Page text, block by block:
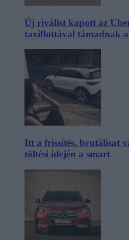
Új riválist kapott az
taxiflottával támadnak
Itt a frissítés, brutálisat
töltési idején a smart